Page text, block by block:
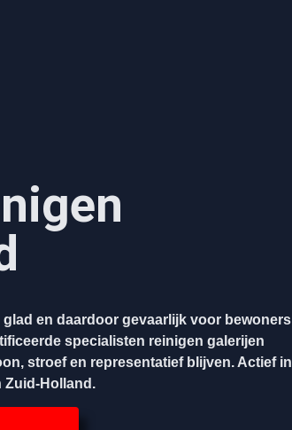
en daardoor gevaarlijk voor bewoners
specialisten reinigen galerijen
stroef en representatief blijven. Actief in
Zuid-Holland.